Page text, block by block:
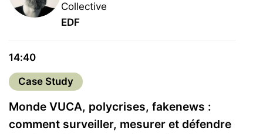
Collective
EDF
14:40
Case Study
Monde VUCA, polycrises, fakenews :
comment surveiller, mesurer et défendre